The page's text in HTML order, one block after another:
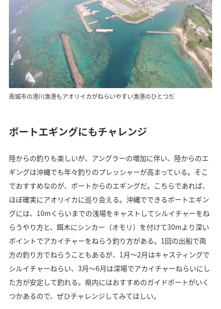
南城市の港川漁港もアオリイカがねらいやすい漁港のひとつだ
ボートエギングにもチャレンジ
陸からの釣りも楽しいが、アングラーの増加に伴い、陸からのエ
ギングは沖縄でも年々釣りのプレッシャーが高まっている。そこ
でおすすめなのが、ボートからのエギングだ。こちらであれば、
ほぼ確実にアオリイカに巡り会える。沖縄でできるボートエギン
グには、10mくらいまでの浅場をキャストしてシルイチャーをね
らうやり方と、餌木にシンカー（オモリ）を付けて30mより深い
ポイントでアカイチャーをねらう釣り方がある。1回の出船で両
方の釣り方でねらうこともあるが、1月～2月はキャスティングで
シルイチャーねらい、3月～6月は深場でアカイチャーねらいにし
た方が安定して釣れる。県内にはおすすめのガイドボートがいく
つかあるので、ぜひチャレンジしてみてほしい。